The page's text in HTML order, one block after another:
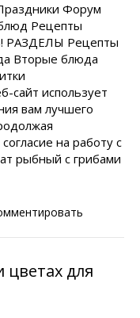
Форум
Рецепты
РАЗДЕЛЫ Рецепты
Вторые блюда
сайт использует
вам лучшего
на работу с
рыбный с грибами
для